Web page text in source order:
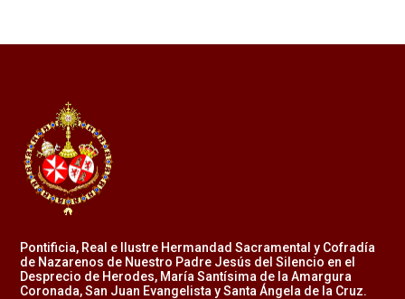
Pontificia, Real e Ilustre Hermandad Sacramental y Cofradía
de Nazarenos de Nuestro Padre Jesús del Silencio en el
Desprecio de Herodes, María Santísima de la Amargura
Coronada, San Juan Evangelista y Santa Ángela de la Cruz.